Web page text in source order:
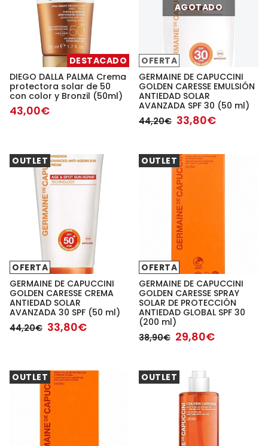
DESTACADO
DIEGO DALLA PALMA Crema
protectora solar de 50
con color y Bronzil (50ml)
43,00€
OFERTA
AGOTADO
GERMAINE DE CAPUCCINI
GOLDEN CARESSE EMULSIÓN
ANTIEDAD SOLAR
AVANZADA SPF 30 (50 ml)
44,20€ 33,80€
OFERTA
OUTLET
GERMAINE DE CAPUCCINI
GOLDEN CARESSE CREMA
ANTIEDAD SOLAR
AVANZADA 30 SPF (50 ml)
44,20€ 33,80€
OFERTA
OUTLET
GERMAINE DE CAPUCCINI
GOLDEN CARESSE SPRAY
SOLAR DE PROTECCIÓN
ANTIEDAD GLOBAL SPF 30
(200 ml)
38,90€ 29,80€
OUTLET OUTLET